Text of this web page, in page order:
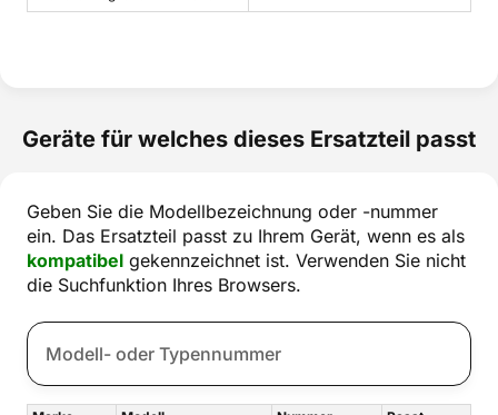
Geräte für welches dieses Ersatzteil passt
Geben Sie die Modellbezeichnung oder -nummer
ein. Das Ersatzteil passt zu Ihrem Gerät, wenn es als
kompatibel gekennzeichnet ist. Verwenden Sie nicht
die Suchfunktion Ihres Browsers.